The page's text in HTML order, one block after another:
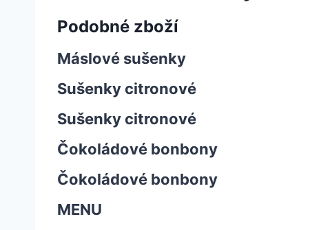
Podobné zboží
Máslové sušenky
Sušenky citronové
Sušenky citronové
Čokoládové bonbony
Čokoládové bonbony
MENU